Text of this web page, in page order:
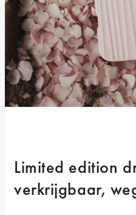
Limited edition
verkrijgbaar,